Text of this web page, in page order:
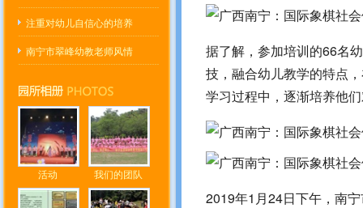
注重对幼儿自信心的培养
南宁市翠峰幼教老师风情
活动 我们的团队
据了解，参加培训的66名
技，融合幼儿教学的特点
学习过程中，逐渐培养他
2019年1月24日下午，南